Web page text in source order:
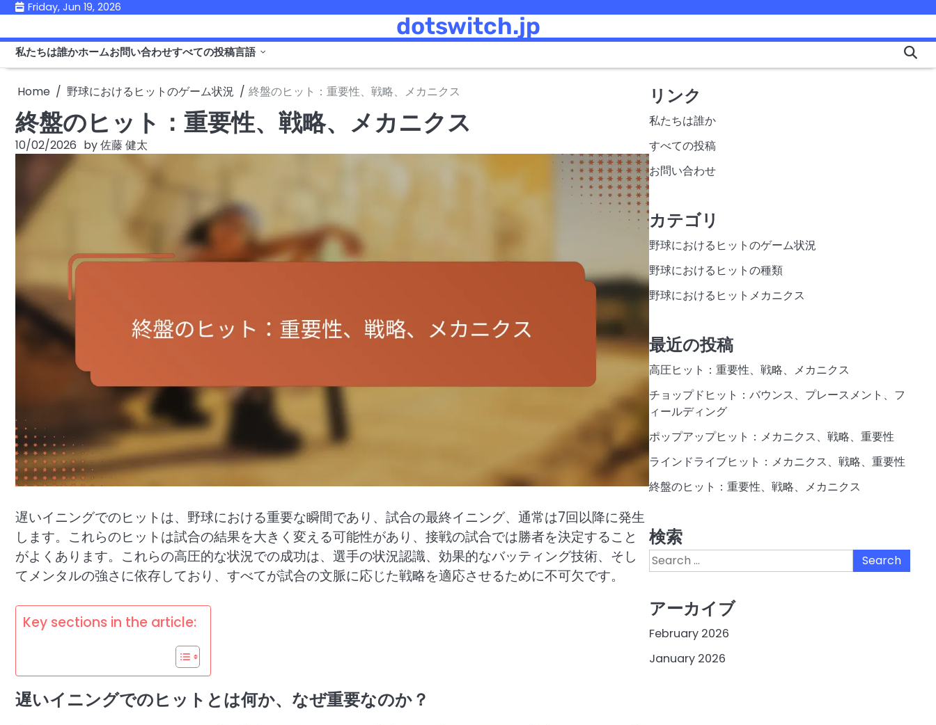
Skip
content
Friday, Jun 19, 2026
dotswitch.jp
私たちは誰かホームお問い合わせすべての投稿言語
Home 野球におけるヒットのゲーム状況 終盤のヒット：重要性、戦略、メカニクス
終盤のヒット：重要性、戦略、メカニクス
10/02/2026 by佐藤 健太
遅いイニングでのヒットは、野球における重要な瞬間であり、試合の最終イニング、通常は7回以降に発生
します。これらのヒットは試合の結果を大きく変える可能性があり、接戦の試合では勝者を決定すること
がよくあります。これらの高圧的な状況での成功は、選手の状況認識、効果的なバッティング技術、そし
てメンタルの強さに依存しており、すべてが試合の文脈に応じた戦略を適応させるために不可欠です。
Key sections in the article:
遅いイニングでのヒットとは何か、なぜ重要なのか？
リンク
私たちは誰か
すべての投稿
お問い合わせ
カテゴリ
野球におけるヒットのゲーム状況
野球におけるヒットの種類
野球におけるヒットメカニクス
最近の投稿
高圧ヒット：重要性、戦略、メカニクス
チョップドヒット：バウンス、プレースメント、フ
ィールディング
ポップアップヒット：メカニクス、戦略、重要性
ラインドライブヒット：メカニクス、戦略、重要性
終盤のヒット：重要性、戦略、メカニクス
検索
Search
for:
アーカイブ
February 2026
January 2026